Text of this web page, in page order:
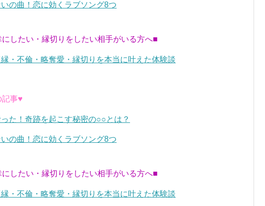
の曲！恋に効くラブソング8つ
したい・縁切りをしたい相手がいる方へ■
縁・不倫・略奪愛・縁切りを本当に叶えた体験談
記事♥
た！奇跡を起こす秘密の○○とは？
の曲！恋に効くラブソング8つ
したい・縁切りをしたい相手がいる方へ■
縁・不倫・略奪愛・縁切りを本当に叶えた体験談